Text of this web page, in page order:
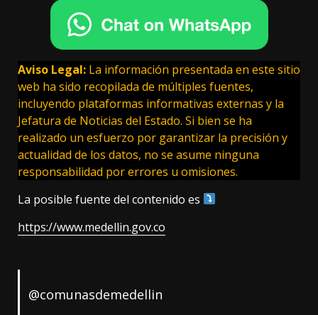
Aviso Legal: La información presentada en este sitio
web ha sido recopilada de múltiples fuentes,
incluyendo plataformas informativas externas y la
Jefatura de Noticias del Estado. Si bien se ha
realizado un esfuerzo por garantizar la precisión y
actualidad de los datos, no se asume ninguna
responsabilidad por errores u omisiones.
La posible fuente del contenido es
https://www.medellin.gov.co
@comunasdemedellin